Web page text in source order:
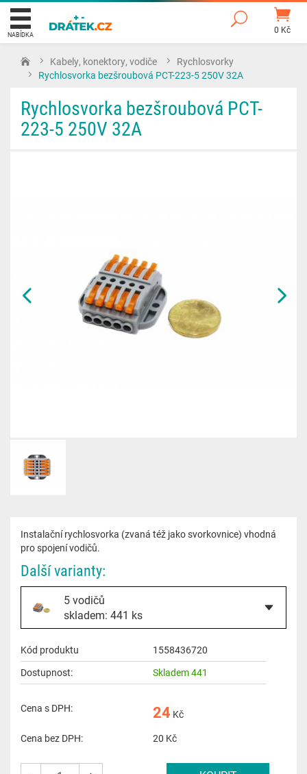
0 Kč
NABÍDKA
Kabely, konektory, vodiče
Rychlosvorky
Rychlosvorka bezšroubová PCT-223-5 250V 32A
Rychlosvorka bezšroubová PCT-
223-5 250V 32A
Instalační rychlosvorka (zvaná též jako svorkovnice) vhodná
pro spojení vodičů.
Další varianty:
5 vodičů
skladem: 441 ks
Kód produktu
1558436720
Dostupnost:
Skladem 441
Cena s DPH: 24 Kč
Cena bez DPH:
20 Kč